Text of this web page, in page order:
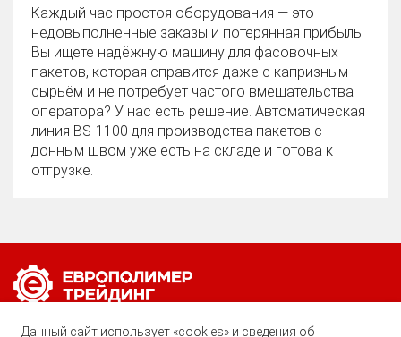
Каждый час простоя оборудования — это
недовыполненные заказы и потерянная прибыль.
Вы ищете надёжную машину для фасовочных
пакетов, которая справится даже с капризным
сырьём и не потребует частого вмешательства
оператора? У нас есть решение. Автоматическая
линия BS‑1100 для производства пакетов с
донным швом уже есть на складе и готова к
отгрузке.
Позвоните нам по любому вопросу:
Данный сайт использует «cookies» и сведения об